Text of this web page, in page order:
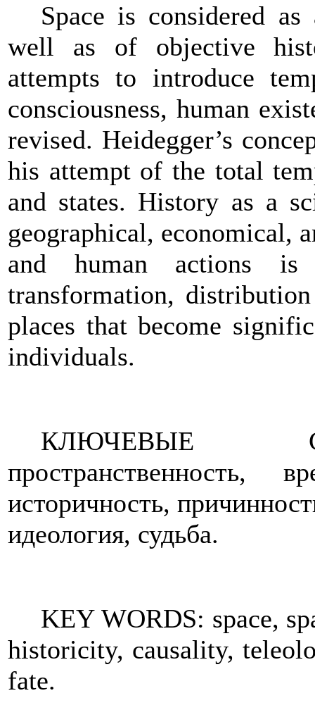
Space is considered
well as of objective
attempts to introduce
consciousness, human
revised. Heidegger’s
his attempt of the total
and states. History as a
geographical, economical,
and human actions is
transformation,
places that become
individuals.
КЛЮЧЕВЫЕ
пространственность,
историчность,
идеология, судьба.
KEY WORDS: space,
historicity, causality,
fate.